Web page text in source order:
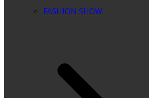
FASHION SHOW